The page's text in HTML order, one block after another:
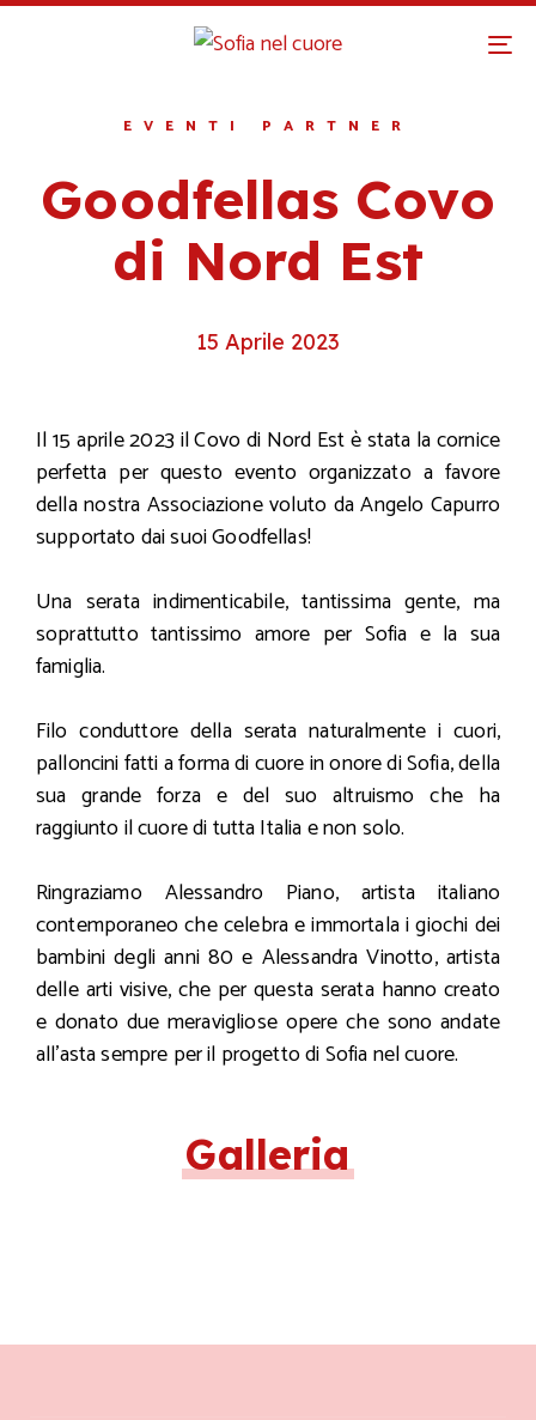
EVENTI PARTNER
Goodfellas Covo
di Nord Est
15 Aprile 2023
Il 15 aprile 2023 il Covo di Nord Est è stata la cornice
perfetta per questo evento organizzato a favore
della nostra Associazione voluto da Angelo Capurro
supportato dai suoi Goodfellas!
Una serata indimenticabile, tantissima gente, ma
soprattutto tantissimo amore per Sofia e la sua
famiglia.
Filo conduttore della serata naturalmente i cuori,
palloncini fatti a forma di cuore in onore di Sofia, della
sua grande forza e del suo altruismo che ha
raggiunto il cuore di tutta Italia e non solo.
Ringraziamo Alessandro Piano, artista italiano
contemporaneo che celebra e immortala i giochi dei
bambini degli anni 80 e Alessandra Vinotto, artista
delle arti visive, che per questa serata hanno creato
e donato due meravigliose opere che sono andate
all’asta sempre per il progetto di Sofia nel cuore.
Galleria